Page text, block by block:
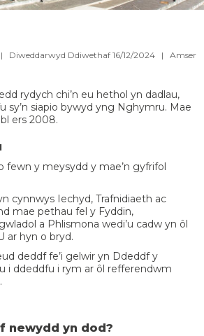
| Diweddarwyd Ddiwethaf 16/12/2024 | Amser
rydych chi’n eu hethol yn dadlau,
sy’n siapio bywyd yng Nghymru. Mae
ers 2008.
fewn y meysydd y mae’n gyfrifol
cynnwys Iechyd, Trafnidiaeth ac
mae pethau fel y Fyddin,
a Phlismona wedi’u cadw yn ôl
ar hyn o bryd.
deddf fe’i gelwir yn Ddeddf y
i ddeddfu i rym ar ôl refferendwm
newydd yn dod?